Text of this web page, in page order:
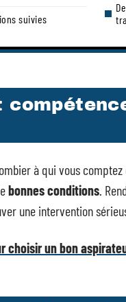
suivies
à qui vous
bonnes conditions.
une intervention
choisir un bon